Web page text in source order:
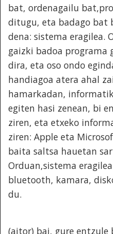
bat, ordenagailu
ditugu, eta badago bat
dena: sistema eragilea.
gaizki badoa programa
dira, eta oso ondo
handiagoa atera ahal
hamarkadan,
egiten hasi zenean, bi
ziren, eta etxeko
ziren: Apple eta
baita saltsa hauetan
Orduan,sistema
bluetooth, kamara,
du.
(aitor) bai, gure